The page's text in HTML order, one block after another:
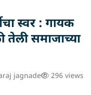
स्वर : गायक
तेली समाजाच्या
jagnade
296 views